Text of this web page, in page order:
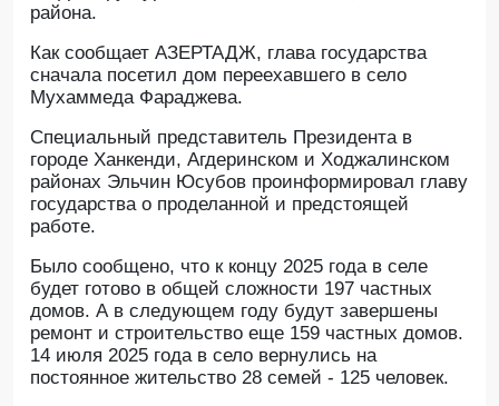
района.
Как сообщает АЗЕРТАДЖ, глава государства
сначала посетил дом переехавшего в село
Мухаммеда Фараджева.
Специальный представитель Президента в
городе Ханкенди, Агдеринском и Ходжалинском
районах Эльчин Юсубов проинформировал главу
государства о проделанной и предстоящей
работе.
Было сообщено, что к концу 2025 года в селе
будет готово в общей сложности 197 частных
домов. А в следующем году будут завершены
ремонт и строительство еще 159 частных домов.
14 июля 2025 года в село вернулись на
постоянное жительство 28 семей - 125 человек.